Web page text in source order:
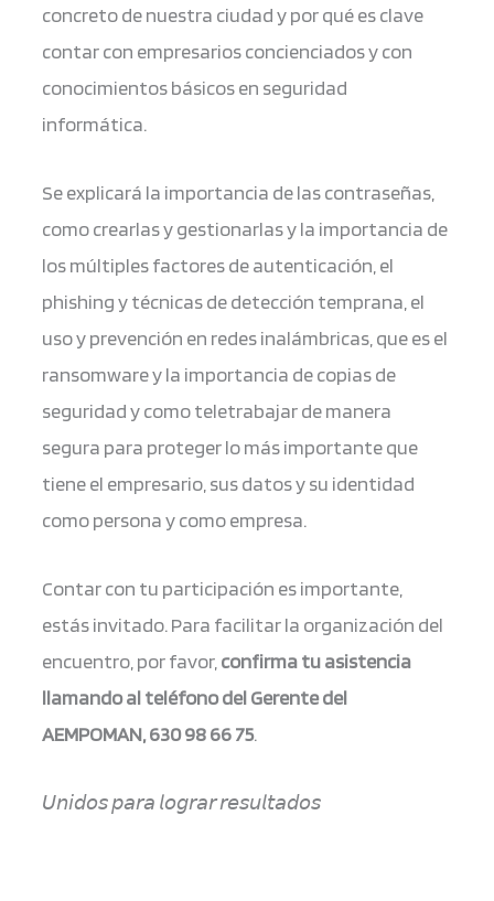
concreto de nuestra ciudad y por qué es clave
contar con empresarios concienciados y con
conocimientos básicos en seguridad
informática.
Se explicará la importancia de las contraseñas,
como crearlas y gestionarlas y la importancia de
los múltiples factores de autenticación, el
phishing y técnicas de detección temprana, el
uso y prevención en redes inalámbricas, que es el
ransomware y la importancia de copias de
seguridad y como teletrabajar de manera
segura para proteger lo más importante que
tiene el empresario, sus datos y su identidad
como persona y como empresa.
Contar con tu participación es importante,
estás invitado. Para facilitar la organización del
encuentro, por favor, confirma tu asistencia
llamando al teléfono del Gerente del
AEMPOMAN, 630 98 66 75.
𝘜𝘯𝘪𝘥𝘰𝘴 𝘱𝘢𝘳𝘢 𝘭𝘰𝘨𝘳𝘢𝘳 𝘳𝘦𝘴𝘶𝘭𝘵𝘢𝘥𝘰𝘴